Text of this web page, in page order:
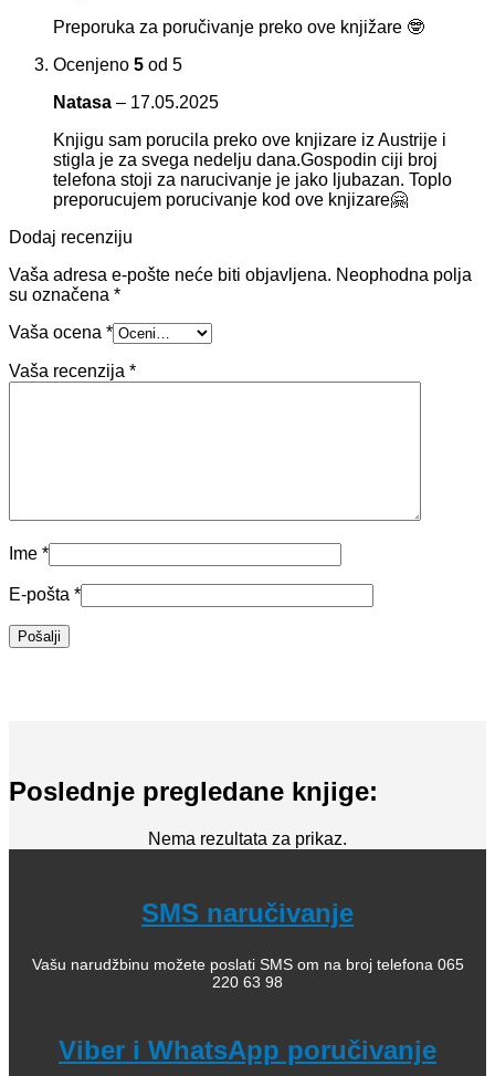
Preporuka za poručivanje preko ove knjižare 🤓
Ocenjeno 5 od 5
Natasa – 17.05.2025
Knjigu sam porucila preko ove knjizare iz Austrije i
stigla je za svega nedelju dana.Gospodin ciji broj
telefona stoji za narucivanje je jako ljubazan. Toplo
preporucujem porucivanje kod ove knjizare🤗
Dodaj recenziju
Vaša adresa e-pošte neće biti objavljena. Neophodna polja
su označena *
Vaša ocena *
Vaša recenzija *
Ime *
E-pošta *
Poslednje pregledane knjige:
Nema rezultata za prikaz.
SMS naručivanje
Vašu narudžbinu možete poslati SMS om na broj telefona 065
220 63 98
Viber i WhatsApp poručivanje